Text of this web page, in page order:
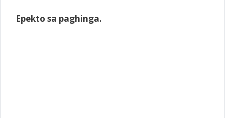
Epekto sa paghinga.